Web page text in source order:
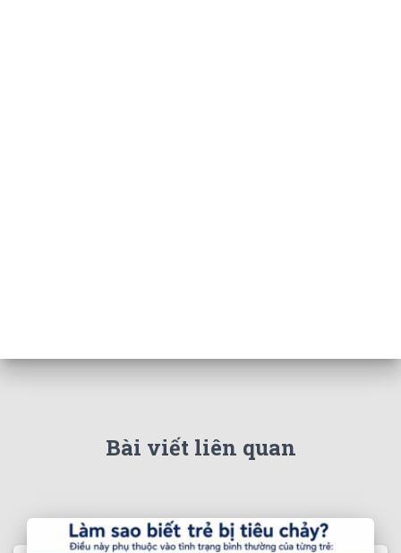
Bài viết liên quan